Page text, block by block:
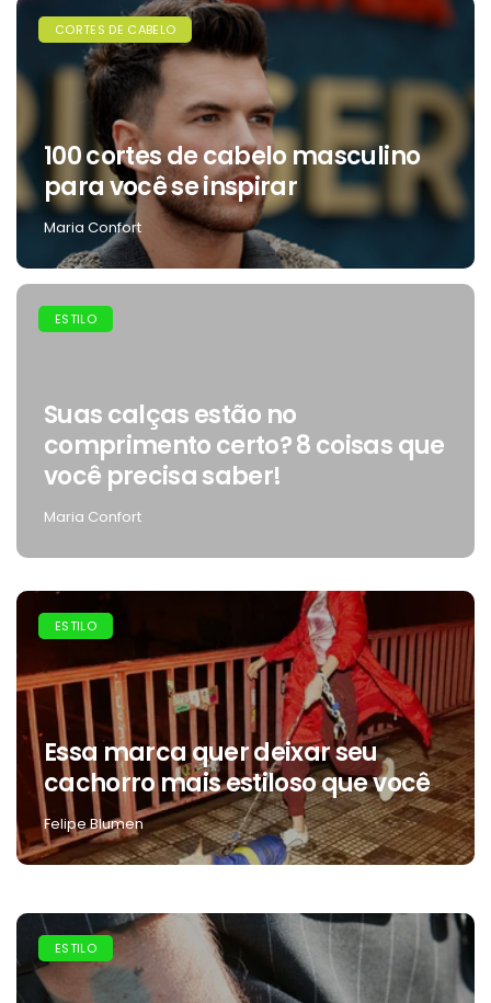
CORTES DE CABELO
100 cortes de cabelo masculino
para você se inspirar
Maria Confort
ESTILO
Suas calças estão no
comprimento certo? 8 coisas que
você precisa saber!
Maria Confort
ESTILO
Essa marca quer deixar seu
cachorro mais estiloso que você
Felipe Blumen
ESTILO